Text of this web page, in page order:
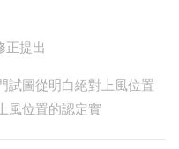
正提出
試圖從明白絕對上風位置
風位置的認定實